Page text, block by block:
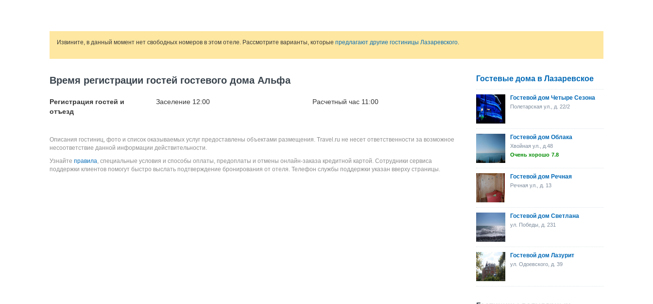
Извините, в данный момент нет свободных номеров в этом отеле. Рассмотрите варианты, которые предлагают другие гостиницы Лазаревского.
Время регистрации гостей гостевого дома Альфа
Регистрация гостей и
отъезд
Заселение 12:00 Расчетный час 11:00
Описания гостиниц, фото и список оказываемых услуг предоставлены объектами размещения. Travel.ru не несет ответственности за возможное
несоответствие данной информации действительности.
Узнайте правила, специальные условия и способы оплаты, предоплаты и отмены онлайн-заказа кредитной картой. Сотрудники сервиса
поддержки клиентов помогут быстро выслать подтверждение бронирования от отеля. Телефон службы поддержки указан вверху страницы.
Гостевые дома в Лазаревское
Гостевой дом Четыре Сезона
Полетарская ул., д. 22/2
Гостевой дом Облака
Хвойная ул., д.48
Очень хорошо 7.8
Гостевой дом Речная
Речная ул., д. 13
Гостевой дом Светлана
ул. Победы, д. 231
Гостевой дом Лазурит
ул. Одоевского, д. 39